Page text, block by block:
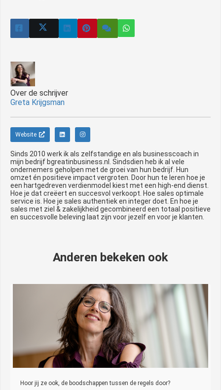
Over de schrijver
Greta Krijgsman
Website
Sinds 2010 werk ik als zelfstandige en als businesscoach in
mijn bedrijf bgreatinbusiness.nl. Sindsdien heb ik al vele
ondernemers geholpen met de groei van hun bedrijf. Hun
omzet én positieve impact vergroten. Door hun te leren hoe je
een hartgedreven verdienmodel kiest met een high-end dienst.
Hoe je dat creëert en succesvol verkoopt. Hoe sales optimale
service is. Hoe je sales authentiek en integer doet. En hoe je
sales met ziel & zakelijkheid gecombineerd een totaal positieve
en succesvolle beleving laat zijn voor jezelf en voor je klanten.
Anderen bekeken ook
Hoor jij ze ook, de boodschappen tussen de regels door?